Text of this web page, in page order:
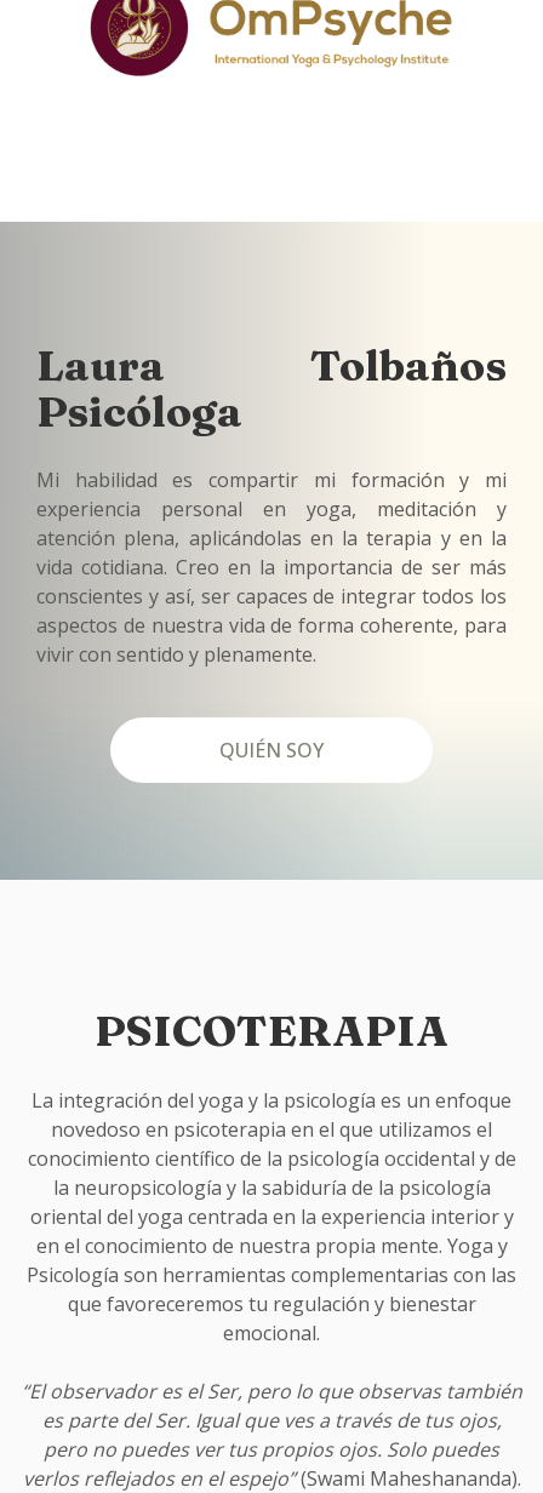
Laura Tolbaños
Psicóloga
Mi habilidad es compartir mi formación y mi
experiencia personal en yoga, meditación y
atención plena, aplicándolas en la terapia y en la
vida cotidiana. Creo en la importancia de ser más
conscientes y así, ser capaces de integrar todos los
aspectos de nuestra vida de forma coherente, para
vivir con sentido y plenamente.
QUIÉN SOY
PSICOTERAPIA
La integración del yoga y la psicología es un enfoque
novedoso en psicoterapia en el que utilizamos el
conocimiento científico de la psicología occidental y de
la neuropsicología y la sabiduría de la psicología
oriental del yoga centrada en la experiencia interior y
en el conocimiento de nuestra propia mente. Yoga y
Psicología son herramientas complementarias con las
que favoreceremos tu regulación y bienestar
emocional.
“El observador es el Ser, pero lo que observas también
es parte del Ser. Igual que ves a través de tus ojos,
pero no puedes ver tus propios ojos. Solo puedes
verlos reflejados en el espejo”(Swami Maheshananda).